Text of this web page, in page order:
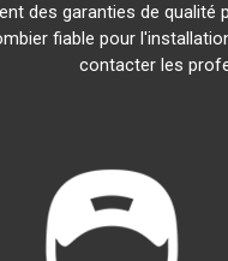
des garanties de qualité
fiable pour
contacter les